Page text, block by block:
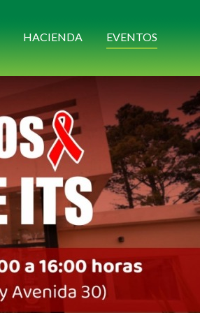
HACIENDA EVENTOS